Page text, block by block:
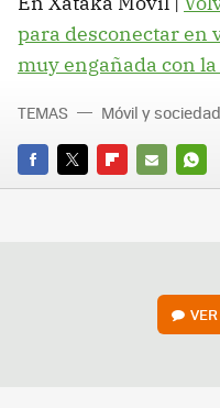
para desconectar en
muy engañada con
FACEBOOK
TWITTERFLIPBOARD
E-
TEMAS Móvil y sociedad